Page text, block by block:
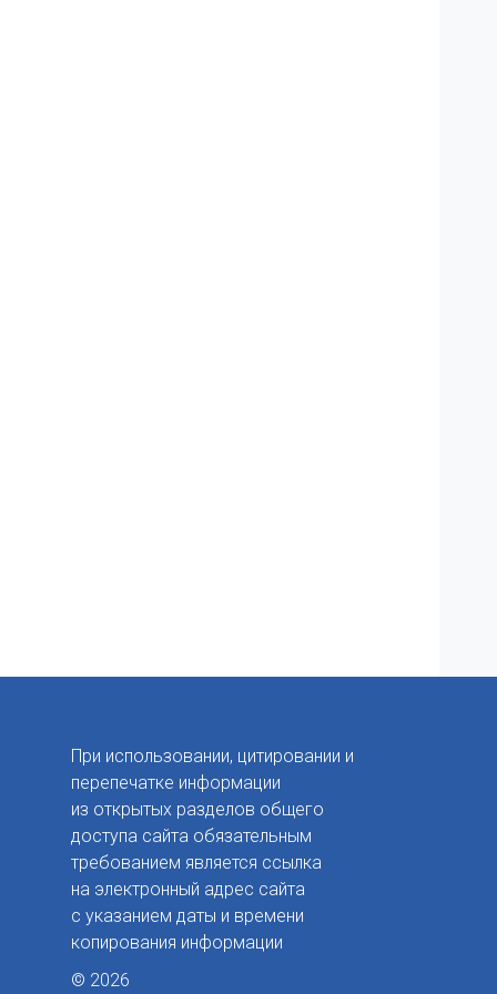
При использовании, цитировании и
перепечатке информации
из открытых разделов общего
доступа сайта обязательным
требованием является ссылка
на электронный адрес сайта
с указанием даты и времени
копирования информации
© 2026